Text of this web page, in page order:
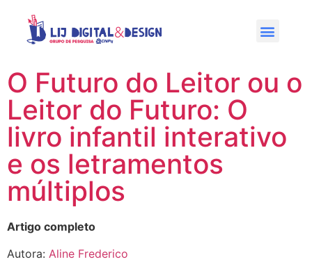
O Futuro do Leitor ou o
Leitor do Futuro: O
livro infantil interativo
e os letramentos
múltiplos
Artigo completo
Autora: Aline Frederico